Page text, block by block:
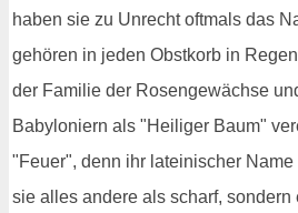
haben sie zu Unrecht oftmals das
gehören in jeden Obstkorb in
der Familie der Rosengewächse
Babyloniern als "Heiliger Baum"
"Feuer", denn ihr lateinischer
sie alles andere als scharf,